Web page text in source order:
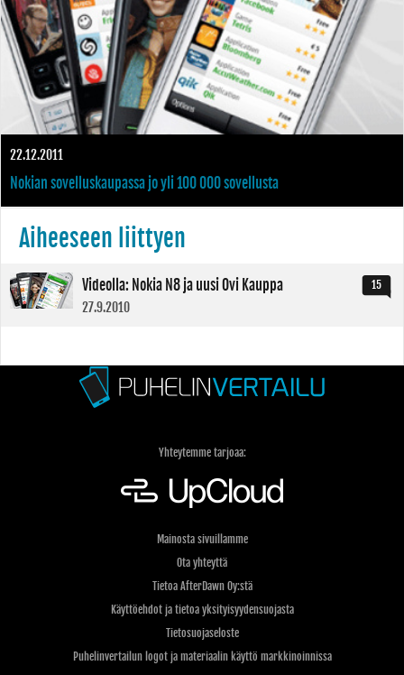
22.12.2011
Nokian sovelluskaupassa jo yli 100 000 sovellusta
Aiheeseen liittyen
15
Videolla: Nokia N8 ja uusi Ovi Kauppa
27.9.2010
Yhteytemme tarjoaa:
Mainosta sivuillamme
Ota yhteyttä
Tietoa AfterDawn Oy:stä
Käyttöehdot ja tietoa yksityisyydensuojasta
Tietosuojaseloste
Puhelinvertailun logot ja materiaalin käyttö markkinoinnissa